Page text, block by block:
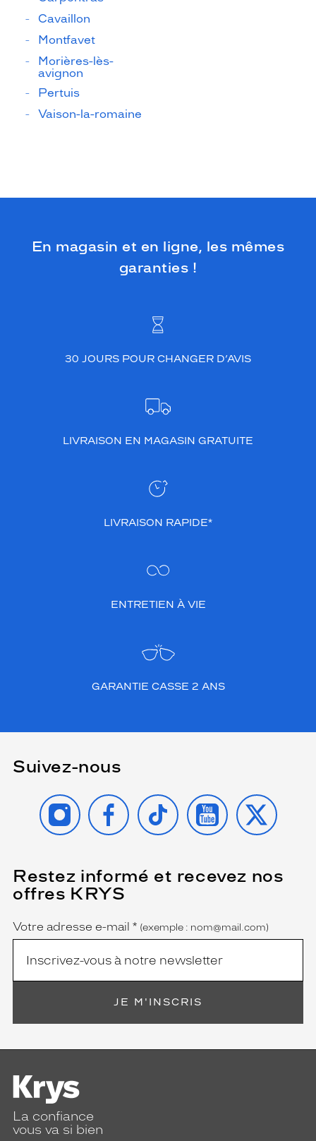
Cavaillon
Montfavet
Morières-lès-
avignon
Pertuis
Vaison-la-romaine
En magasin et en ligne, les mêmes
garanties !
30 JOURS POUR CHANGER D’AVIS
LIVRAISON EN MAGASIN GRATUITE
LIVRAISON RAPIDE*
ENTRETIEN À VIE
GARANTIE CASSE 2 ANS
Suivez-nous
INSTAGRAMFACEBOOK
TIKTOK YOUTUBE
X
Restez informé et recevez nos
offres KRYS
Name
Votre adresse e-mail *
(Ce
champ
est
obligatoire)
(exemple : nom@mail.com)
JE M'INSCRIS
La confiance
vous va si bien